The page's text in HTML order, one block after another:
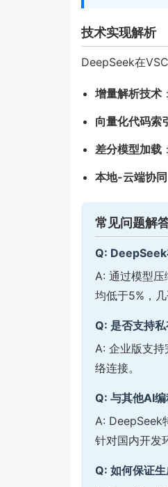
技术实现解析
DeepSeek在
增量解析技术
向量化代码索引
差分模型加载
本地-云端协同
常见问题解
Q: DeepSeek
A: 通过模型
均低于5%，几
Q: 是否支持
A: 企业版支
络连接。
Q: 与其他AI
A: DeepSeek
针对国内开发
Q: 如何保证